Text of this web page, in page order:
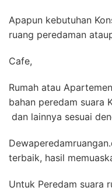
Apapun kebutuhan
ruang peredaman
Cafe,
Rumah atau
bahan peredam suara
dan lainnya sesuai
terbaik, hasil
Untuk Peredam suara